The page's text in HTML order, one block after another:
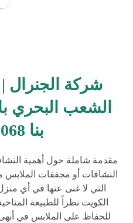
شركة الجنرال
الشعب البحري
بنا 96010068
مقدمة شاملة حول أهمية
النشافات أو مجففات الملابس
التي لا غنى عنها في أي
الكويت نظراً للطبيعة
للحفاظ على الملابس في